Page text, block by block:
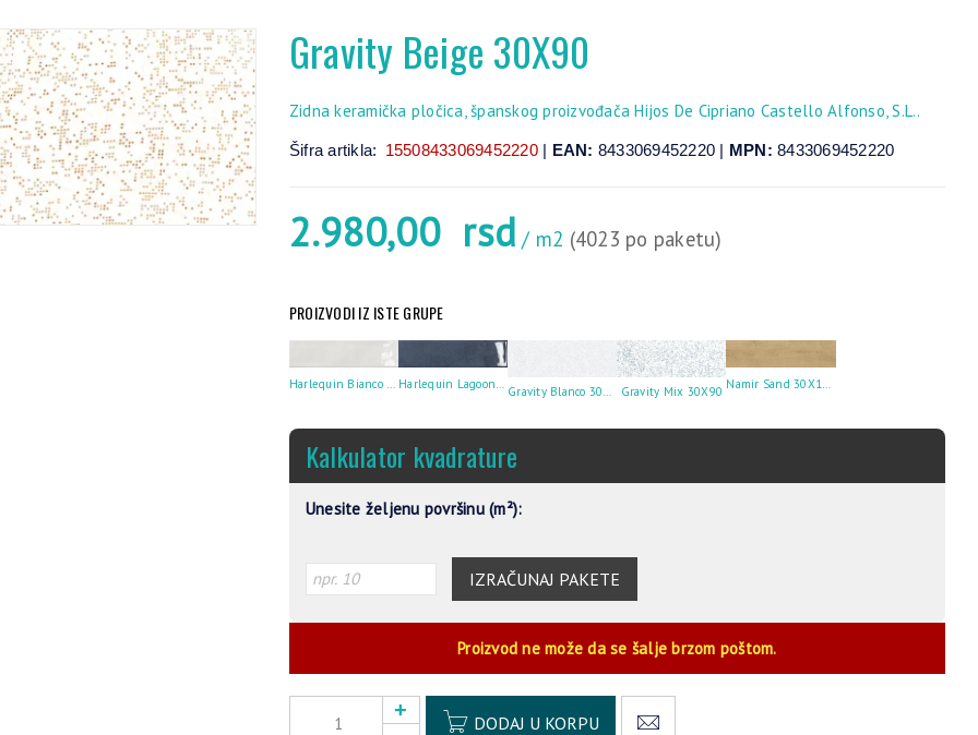
Gravity Beige 30X90
Zidna keramička pločica, španskog proizvođača Hijos De Cipriano Castello Alfonso, S.L..
Šifra artikla: 15508433069452220| EAN: 8433069452220 | MPN: 8433069452220
2.980,00 rsd / m2 (4023 po paketu)
PROIZVODI IZ ISTE GRUPE
Harlequin Bianco 7X28 Harlequin Lagoon 7X28 Gravity Mix 30X90 Namir Sand 30X120
Kalkulator kvadrature
Unesite željenu površinu (m²):
IZRAČUNAJ PAKETE
Proizvod ne može da se šalje brzom poštom.
DODAJ U KORPU